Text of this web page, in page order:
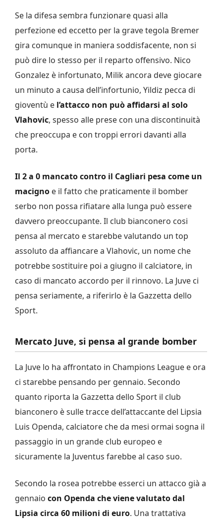
Se la difesa sembra funzionare quasi alla
perfezione ed eccetto per la grave tegola Bremer
gira comunque in maniera soddisfacente, non si
può dire lo stesso per il reparto offensivo. Nico
Gonzalez è infortunato, Milik ancora deve giocare
un minuto a causa dell’infortunio, Yildiz pecca di
gioventù e l’attacco non può affidarsi al solo
Vlahovic, spesso alle prese con una discontinuità
che preoccupa e con troppi errori davanti alla
porta.
Il 2 a 0 mancato contro il Cagliari pesa come un
macigno e il fatto che praticamente il bomber
serbo non possa rifiatare alla lunga può essere
davvero preoccupante. Il club bianconero cosi
pensa al mercato e starebbe valutando un top
assoluto da affiancare a Vlahovic, un nome che
potrebbe sostituire poi a giugno il calciatore, in
caso di mancato accordo per il rinnovo. La Juve ci
pensa seriamente, a riferirlo è la Gazzetta dello
Sport.
Mercato Juve, si pensa al grande bomber
La Juve lo ha affrontato in Champions League e ora
ci starebbe pensando per gennaio. Secondo
quanto riporta la Gazzetta dello Sport il club
bianconero è sulle tracce dell’attaccante del Lipsia
Luis Openda, calciatore che da mesi ormai sogna il
passaggio in un grande club europeo e
sicuramente la Juventus farebbe al caso suo.
Secondo la rosea potrebbe esserci un attacco già a
gennaio con Openda che viene valutato dal
Lipsia circa 60 milioni di euro. Una trattativa